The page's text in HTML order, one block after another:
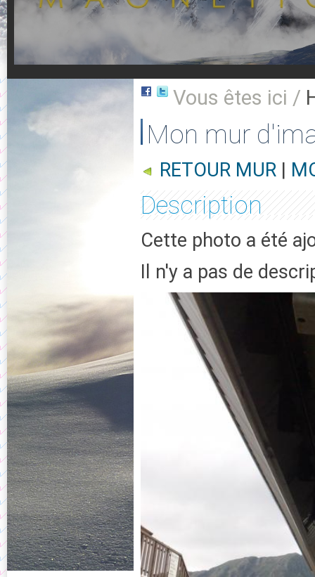
Vous êtes ici /
Mon mur
RETOUR MUR |
Description
Cette photo a été
Il n'y a pas de